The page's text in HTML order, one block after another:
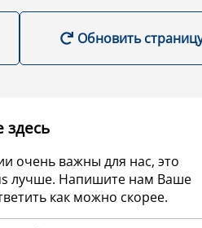
Обновить
очень важны для нас, это
лучше. Напишите нам Ваше
как можно скорее.